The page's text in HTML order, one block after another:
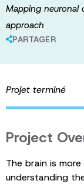
Mapping neuronal
approach
PARTAGER
Projet terminé
Project
The brain is
understanding